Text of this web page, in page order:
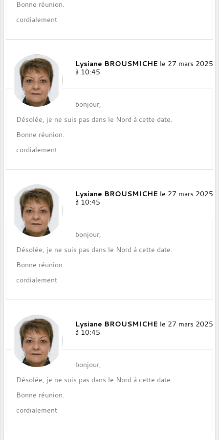
Bonne réunion.
cordialement
Lysiane BROUSMICHE le 27 mars 2025
à 10:45
bonjour,
Désolée, je ne suis pas dans le Nord à cette date.
Bonne réunion.
cordialement
Lysiane BROUSMICHE le 27 mars 2025
à 10:45
bonjour,
Désolée, je ne suis pas dans le Nord à cette date.
Bonne réunion.
cordialement
Lysiane BROUSMICHE le 27 mars 2025
à 10:45
bonjour,
Désolée, je ne suis pas dans le Nord à cette date.
Bonne réunion.
cordialement